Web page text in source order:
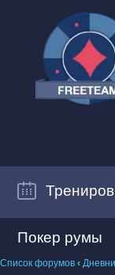
Покер румы
Список форумов ‹